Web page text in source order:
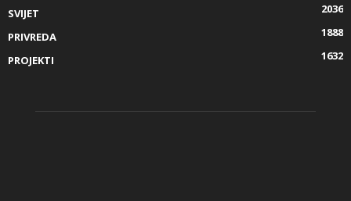
SVIJET
2036
PRIVREDA
1888
PROJEKTI
1632